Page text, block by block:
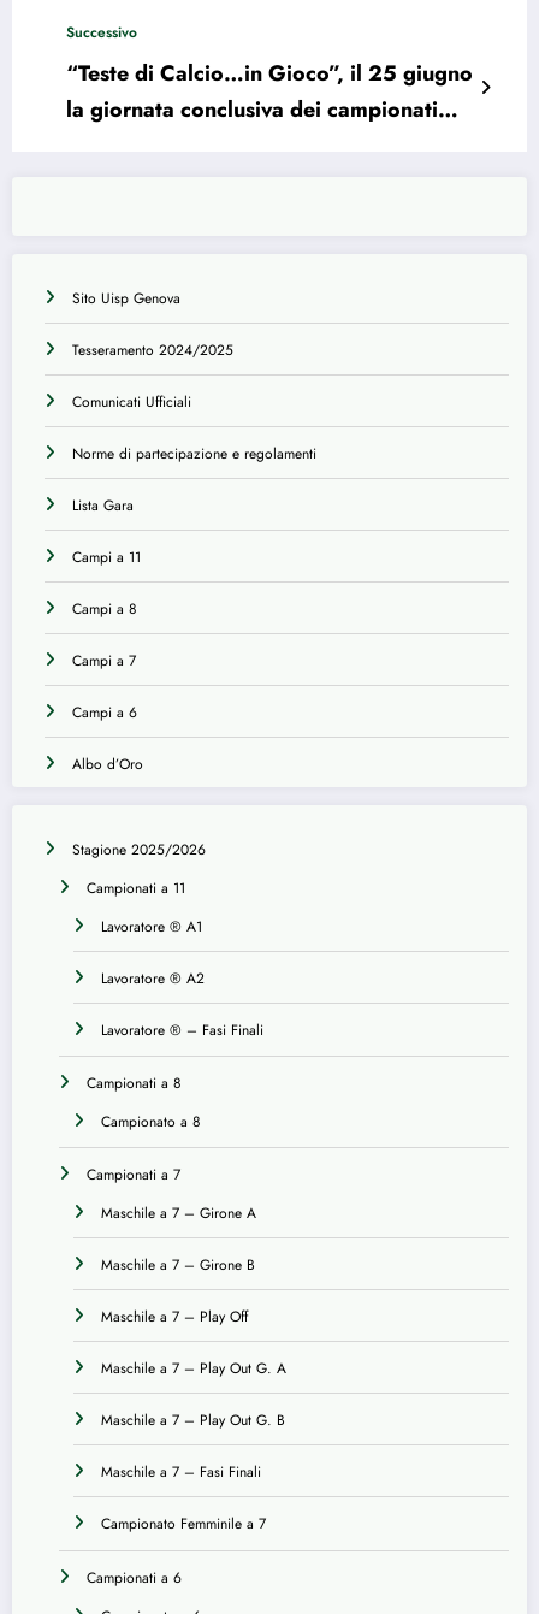
Sito Uisp Genova
Tesseramento 2024/2025
Comunicati Ufficiali
Norme di partecipazione e regolamenti
Lista Gara
Campi a 11
Campi a 8
Campi a 7
Campi a 6
Albo d’Oro
Stagione 2025/2026
Campionati a 11
Lavoratore ® A1
Lavoratore ® A2
Lavoratore ® – Fasi Finali
Campionati a 8
Campionato a 8
Campionati a 7
Maschile a 7 – Girone A
Maschile a 7 – Girone B
Maschile a 7 – Play Off
Maschile a 7 – Play Out G. A
Maschile a 7 – Play Out G. B
Maschile a 7 – Fasi Finali
Campionato Femminile a 7
Campionati a 6
Successivo
“Teste di Calcio…in Gioco”, il 25 giugno
la giornata conclusiva dei campionati